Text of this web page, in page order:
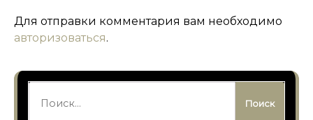
Для отправки комментария вам необходимо
авторизоваться.